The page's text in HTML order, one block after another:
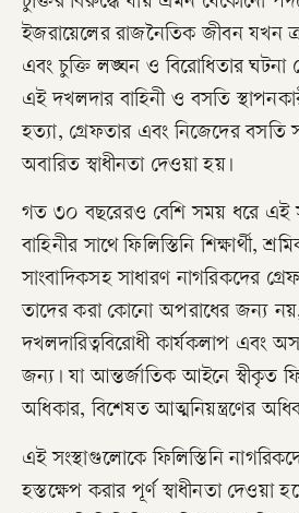
ইজরায়েলের রাজনৈতিক জীবন যখন
এবং চুক্তি লঙ্ঘন ও বিরোধিতার ঘটনা
এই দখলদার বাহিনী ও বসতি
হত্যা, গ্রেফতার এবং নিজেদের বসতি
অবারিত স্বাধীনতা দেওয়া হয়।
গত ৩০ বছরেরও বেশি সময় ধরে এই
বাহিনীর সাথে ফিলিস্তিনি শিক্ষার্থী,
সাংবাদিকসহ সাধারণ নাগরিকদের
তাদের করা কোনো অপরাধের জন্য
দখলদারিত্ববিরোধী কার্যকলাপ এবং
জন্য। যা আন্তর্জাতিক আইনে স্বীকৃত
অধিকার, বিশেষত আত্মনিয়ন্ত্রণের
এই সংস্থাগুলোকে ফিলিস্তিনি
হস্তক্ষেপ করার পূর্ণ স্বাধীনতা দেওয়া